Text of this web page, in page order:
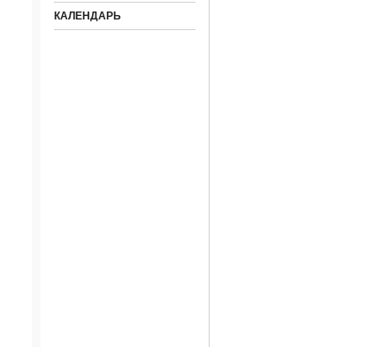
КАЛЕНДАРЬ